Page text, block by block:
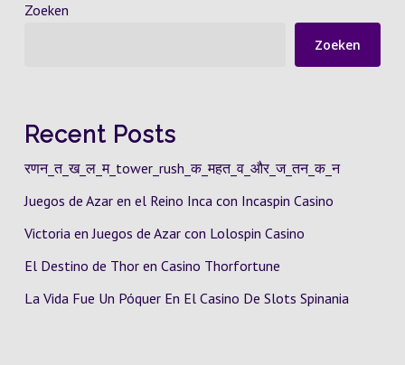
Zoeken
Zoeken
Recent Posts
रणन_त_ख_ल_म_tower_rush_क_महत_व_और_ज_तन_क_न
Juegos de Azar en el Reino Inca con Incaspin Casino
Victoria en Juegos de Azar con Lolospin Casino
El Destino de Thor en Casino Thorfortune
La Vida Fue Un Póquer En El Casino De Slots Spinania